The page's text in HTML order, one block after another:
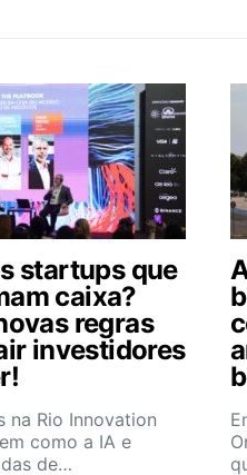
startups que
caixa?
regras
investidores
na Rio Innovation
como a IA e
de…